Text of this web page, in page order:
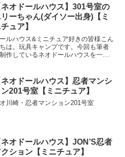
筆者が作り上げる、まったく新しいタ
プのドールハ...
ネオドールハウス】301号室の
ーちゃん(ダイソー出身)【ミ
ュア】
ールハウス&ミニチュア好きの皆様こん
は。玩具キャンプです。今回も筆者
作しているネオドールハウスを一緒
筆者が作り上げる、まったく新しいタ
プのドールハ...
ネオドールハウス】忍者マンシ
ン201号室【ミニチュア】
川崎・忍者マンション201号室
ネオドールハウス】JON’S忍者
ション【ミニチュア】